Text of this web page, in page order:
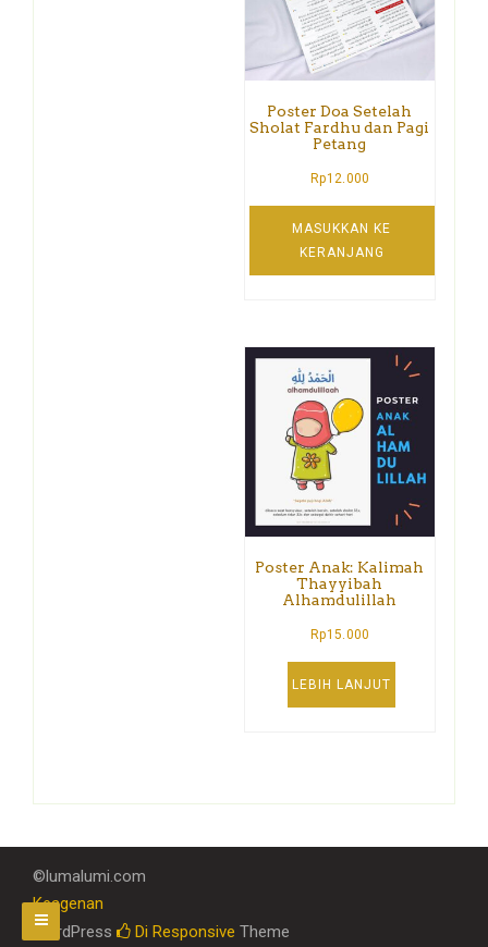
Poster Doa Setelah
Sholat Fardhu dan Pagi
Petang
Rp12.000
MASUKKAN KE
KERANJANG
Poster Anak: Kalimah
Thayyibah
Alhamdulillah
Rp15.000
LEBIH LANJUT
©lumalumi.com
Keagenan
WordPress
Di Responsive Theme